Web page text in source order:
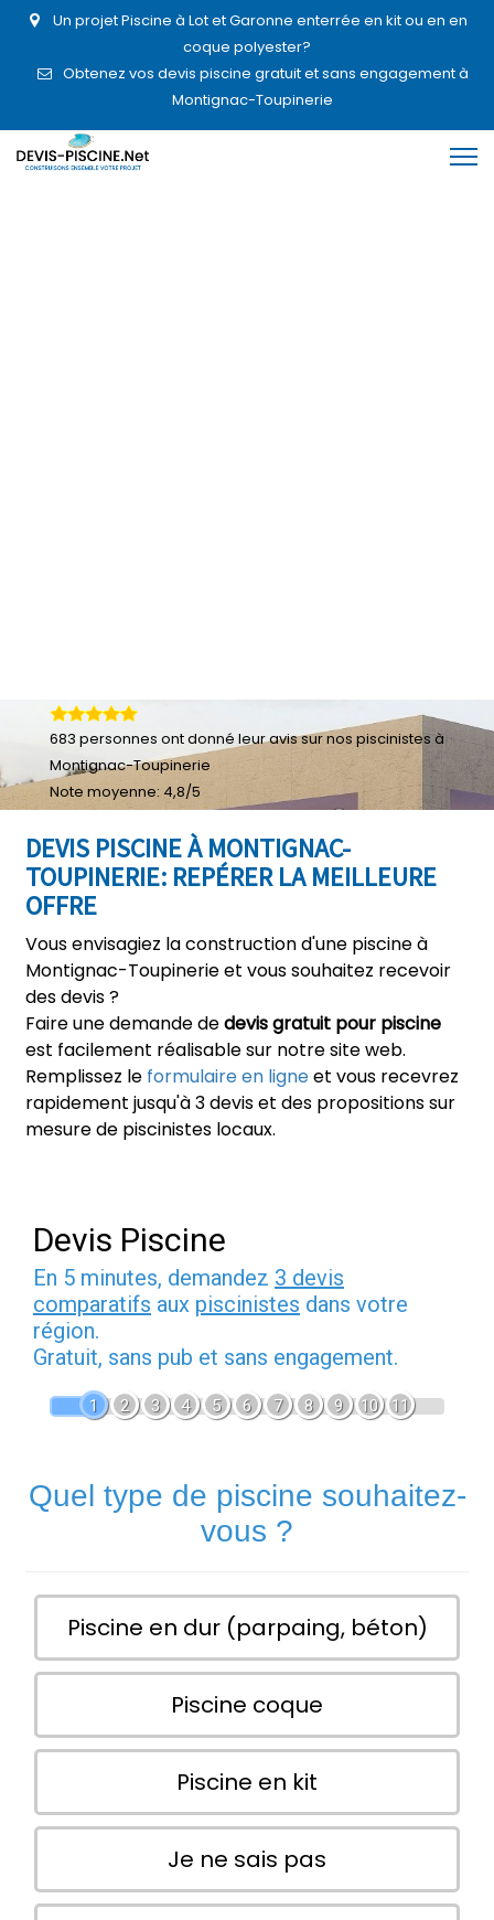
Un projet Piscine à Lot et Garonne enterrée en kit ou en en
coque polyester?
Obtenez vos devis piscine gratuit et sans engagement à
Montignac-Toupinerie
DEVIS PISCINE À MONTIGNAC-
TOUPINERIE: REPÉRER LA MEILLEURE
OFFRE
Vous envisagiez la construction d'une piscine à
Montignac-Toupinerie et vous souhaitez recevoir
des devis ?
Faire une demande dedevis gratuit pour piscine
est facilement réalisable sur notre site web.
Remplissez le formulaire en ligneet vous recevrez
rapidement jusqu'à 3 devis et des propositions sur
mesure de piscinistes locaux.
683 personnes ont donné leuravis sur nos piscinistes à
Montignac-Toupinerie
Note moyenne: 4,8/5
Devis Piscine
En 5 minutes, demandez 3 devis
comparatifs aux piscinistes dans votre
région.
Gratuit, sans pub et sans engagement.
1 2 3 4 5 6 7 8 9 10 11
Quel type de piscine souhaitez-
vous ?
Piscine en dur (parpaing, béton)
Piscine coque
Piscine en kit
Je ne sais pas